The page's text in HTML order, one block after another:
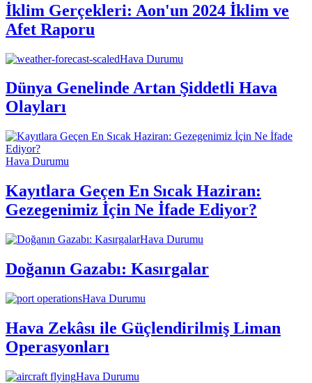
İklim Gerçekleri: Aon'un 2024 İklim ve
Afet Raporu
Hava Durumu
Dünya Genelinde Artan Şiddetli Hava
Olayları
Hava Durumu
Kayıtlara Geçen En Sıcak Haziran:
Gezegenimiz İçin Ne İfade Ediyor?
Hava Durumu
Doğanın Gazabı: Kasırgalar
Hava Durumu
Hava Zekâsı ile Güçlendirilmiş Liman
Operasyonları
Hava Durumu